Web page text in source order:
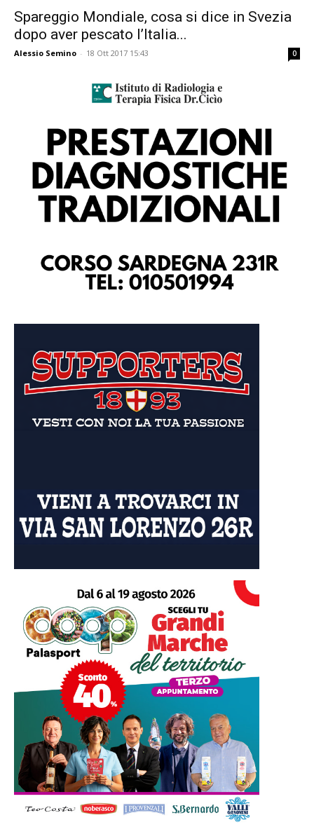
Spareggio Mondiale, cosa si dice in Svezia
dopo aver pescato l’Italia...
Alessio Semino - 18 Ott 2017 15:43 0